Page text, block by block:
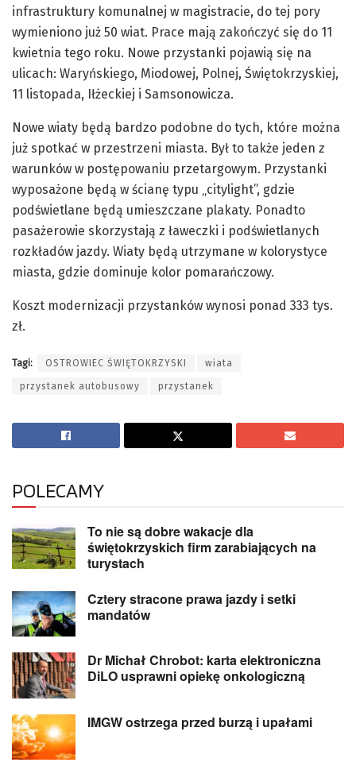
infrastruktury komunalnej w magistracie, do tej pory
wymieniono już 50 wiat. Prace mają zakończyć się do 11
kwietnia tego roku. Nowe przystanki pojawią się na
ulicach: Waryńskiego, Miodowej, Polnej, Świętokrzyskiej,
11 listopada, Iłżeckiej i Samsonowicza.
Nowe wiaty będą bardzo podobne do tych, które można
już spotkać w przestrzeni miasta. Był to także jeden z
warunków w postępowaniu przetargowym. Przystanki
wyposażone będą w ścianę typu „citylight”, gdzie
podświetlane będą umieszczane plakaty. Ponadto
pasażerowie skorzystają z ławeczki i podświetlanych
rozkładów jazdy. Wiaty będą utrzymane w kolorystyce
miasta, gdzie dominuje kolor pomarańczowy.
Koszt modernizacji przystanków wynosi ponad 333 tys.
zł.
Tagi: OSTROWIEC ŚWIĘTOKRZYSKI wiata
przystanek autobusowy przystanek
POLECAMY
To nie są dobre wakacje dla
świętokrzyskich firm zarabiających na
turystach
Cztery stracone prawa jazdy i setki
mandatów
Dr Michał Chrobot: karta elektroniczna
DiLO usprawni opiekę onkologiczną
IMGW ostrzega przed burzą i upałami